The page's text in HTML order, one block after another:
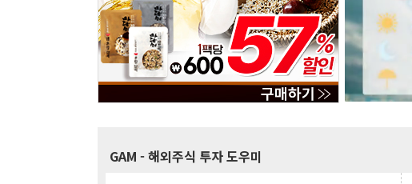
GAM - 해외주식 투자 도우미